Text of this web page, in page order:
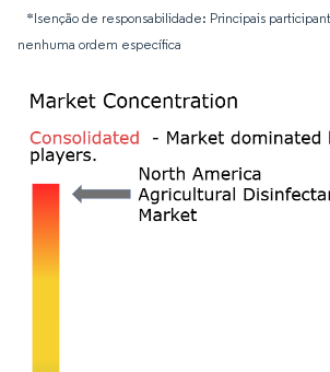
*Isenção de responsabilidade: Principais
nenhuma ordem específica